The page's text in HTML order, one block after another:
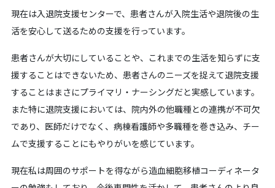
現在は入退院支援センターで、患者さんが入院生活や退院後の生
活を安心して送るための支援を行っています。
患者さんが大切にしていることや、これまでの生活を知らずに支
援することはできないため、患者さんのニーズを捉えて退院支援
することはまさにプライマリ・ナーシングだと実感しています。
また特に退院支援においては、院内外の他職種との連携が不可欠
であり、医師だけでなく、病棟看護師や多職種を巻き込み、チー
ムで支援することにもやりがいを感じています。
現在私は周囲のサポートを得ながら造血細胞移植コーディネータ